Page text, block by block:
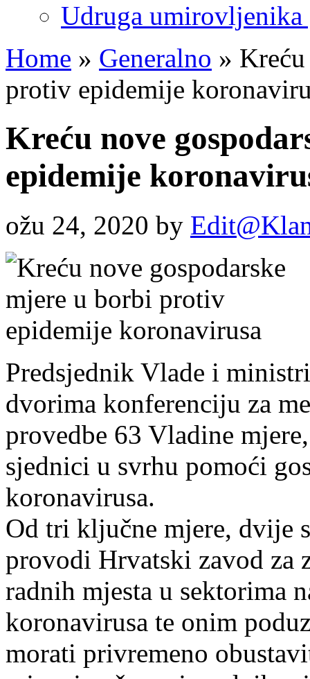
Udruga umirovljenika
Home » Generalno »
protiv epidemije
Kreću nove
epidemije
ožu 24, 2020 by
Predsjednik Vlade i
dvorima konferenciju za
provedbe 63 Vladine
sjednici u svrhu pomoći
koronavirusa.
Od tri ključne mjere, dvije
provodi Hrvatski zavod za
radnih mjesta u sektorima
koronavirusa te onim
morati privremeno